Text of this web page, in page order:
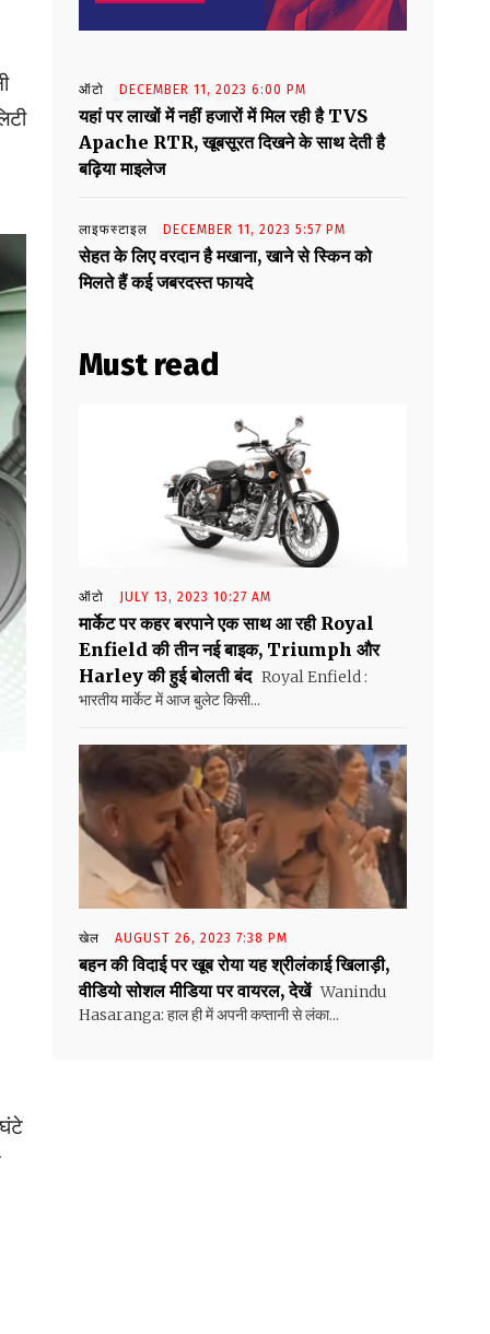
ऑटो DECEMBER 11, 2023 6:00 PM
यहां पर लाखों में नहीं हजारों में मिल रही है TVS
Apache RTR, खूबसूरत दिखने के साथ देती है
बढ़िया माइलेज
लाइफस्टाइल DECEMBER 11, 2023 5:57 PM
सेहत के लिए वरदान है मखाना, खाने से स्किन को
मिलते हैं कई जबरदस्त फायदे
Must read
ऑटो JULY 13, 2023 10:27 AM
मार्केट पर कहर बरपाने एक साथ आ रही Royal
Enfield की तीन नई बाइक, Triumph और
Harley की हुई बोलती बंद Royal Enfield :
भारतीय मार्केट में आज बुलेट किसी...
खेल AUGUST 26, 2023 7:38 PM
बहन की विदाई पर खूब रोया यह श्रीलंकाई खिलाड़ी,
वीडियो सोशल मीडिया पर वायरल, देखें Wanindu
Hasaranga: हाल ही में अपनी कप्तानी से लंका...